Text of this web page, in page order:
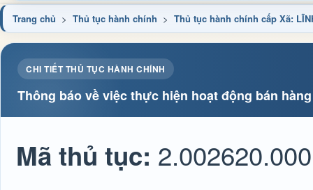
Trang chủ > Thủ tục hành chính > Thủ tục hành chính cấp Xã:
CHI TIẾT THỦ TỤC HÀNH CHÍNH
Thông báo về việc thực hiện hoạt động bán
Mã thủ tục: